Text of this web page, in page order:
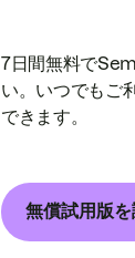
7日間無料で
い。いつでもご
できます。
無償試用版